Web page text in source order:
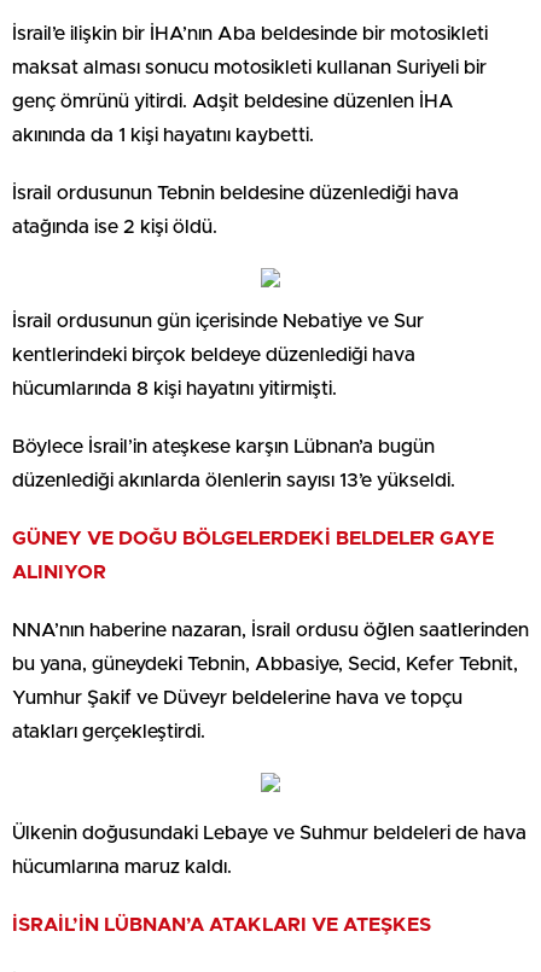
İsrail’e ilişkin bir İHA’nın Aba beldesinde bir motosikleti
maksat alması sonucu motosikleti kullanan Suriyeli bir
genç ömrünü yitirdi. Adşit beldesine düzenlen İHA
akınında da 1 kişi hayatını kaybetti.
İsrail ordusunun Tebnin beldesine düzenlediği hava
atağında ise 2 kişi öldü.
İsrail ordusunun gün içerisinde Nebatiye ve Sur
kentlerindeki birçok beldeye düzenlediği hava
hücumlarında 8 kişi hayatını yitirmişti.
Böylece İsrail’in ateşkese karşın Lübnan’a bugün
düzenlediği akınlarda ölenlerin sayısı 13’e yükseldi.
GÜNEY VE DOĞU BÖLGELERDEKİ BELDELER GAYE
ALINIYOR
NNA’nın haberine nazaran, İsrail ordusu öğlen saatlerinden
bu yana, güneydeki Tebnin, Abbasiye, Secid, Kefer Tebnit,
Yumhur Şakif ve Düveyr beldelerine hava ve topçu
atakları gerçekleştirdi.
Ülkenin doğusundaki Lebaye ve Suhmur beldeleri de hava
hücumlarına maruz kaldı.
İSRAİL’İN LÜBNAN’A ATAKLARI VE ATEŞKES